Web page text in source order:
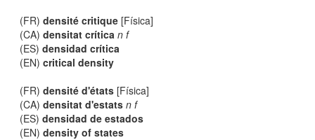
(FR)densité critique [Física]
(CA)densitat crítica n f
(ES)densidad crítica
(EN)critical density
(FR)densité d'états [Física]
(CA)densitat d'estats n f
(ES)densidad de estados
(EN)density of states